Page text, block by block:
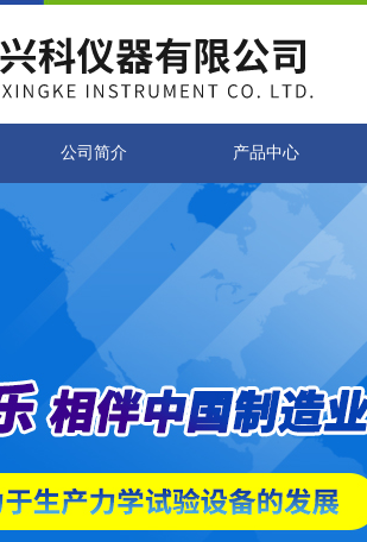
公司简介 产品中心